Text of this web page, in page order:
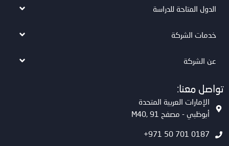
الدول المتاحة للدراسة
خدمات الشركة
عن الشركة
تواصل معنا:
الإمارات العربية المتحدة
أبوظبي - مصفح M40, 91
0187 701 50 971+